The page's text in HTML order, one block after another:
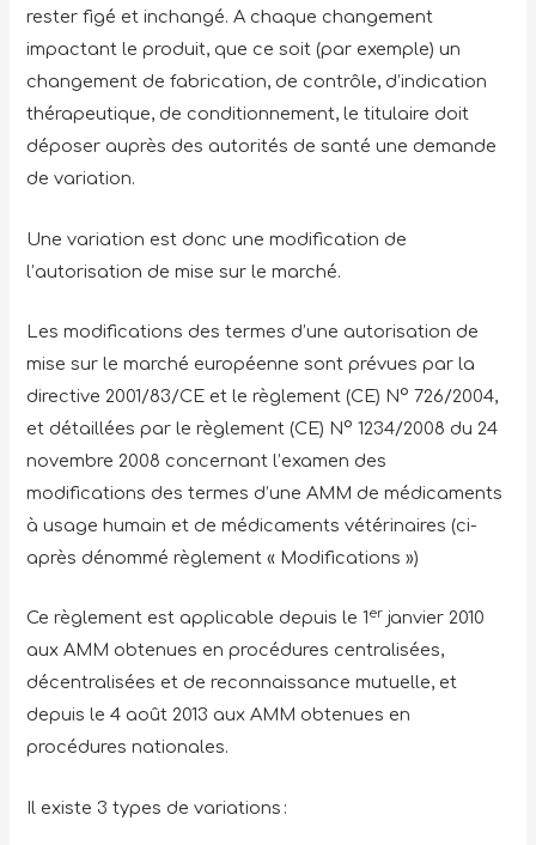
rester figé et inchangé. A chaque changement
impactant le produit, que ce soit (par exemple) un
changement de fabrication, de contrôle, d’indication
thérapeutique, de conditionnement, le titulaire doit
déposer auprès des autorités de santé une demande
de variation.
Une variation est donc une modification de
l’autorisation de mise sur le marché.
Les modifications des termes d’une autorisation de
mise sur le marché européenne sont prévues par la
directive 2001/83/CE et le règlement (CE) N° 726/2004,
et détaillées par le règlement (CE) N° 1234/2008 du 24
novembre 2008 concernant l’examen des
modifications des termes d’une AMM de médicaments
à usage humain et de médicaments vétérinaires (ci-
après dénommé règlement « Modifications »)
Ce règlement est applicable depuis le 1er janvier 2010
aux AMM obtenues en procédures centralisées,
décentralisées et de reconnaissance mutuelle, et
depuis le 4 août 2013 aux AMM obtenues en
procédures nationales.
Il existe 3 types de variations :